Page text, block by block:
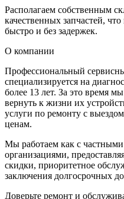
Располагаем собственным
качественных запчастей,
быстро и без задержек.
О компании
Профессиональный
специализируется на
более 13 лет. За это время
вернуть к жизни их
услуги по ремонту с
ценам.
Мы работаем как с
организациями,
скидки, приоритетное
заключения долгосрочных
Доверьте ремонт и